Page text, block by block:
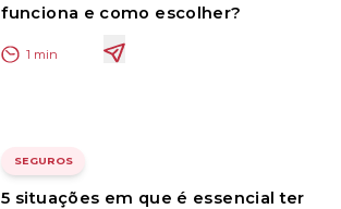
funciona e como escolher?
1 min
SEGUROS
5 situações em que é essencial ter